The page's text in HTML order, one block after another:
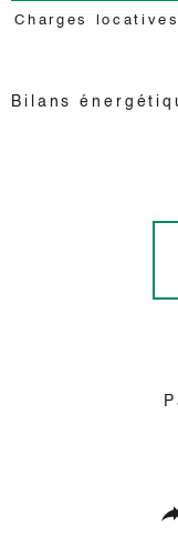
Charges
Bilans